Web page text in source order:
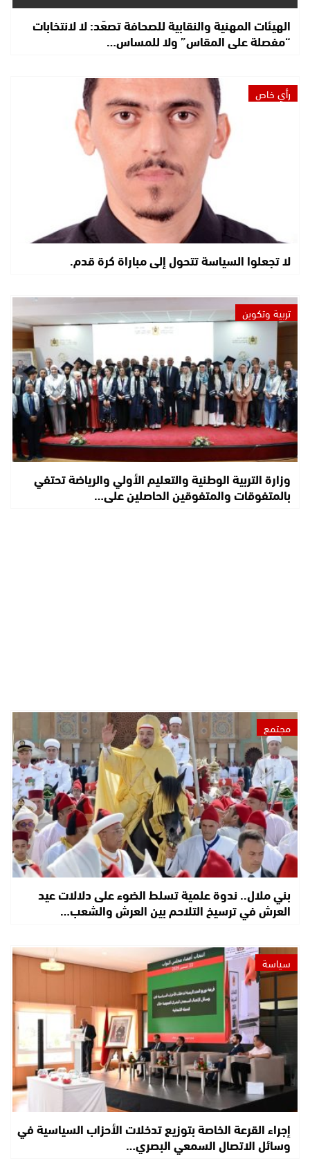
الهيئات المهنية والنقابية للصحافة تصعّد: لا لانتخابات
“مفصلة على المقاس” ولا للمساس…
رأي خاص
لا تجعلوا السياسة تتحول إلى مباراة كرة قدم.
تربية وتكوين
وزارة التربية الوطنية والتعليم الأولي والرياضة تحتفي
بالمتفوقات والمتفوقين الحاصلين على…
مجتمع
بني ملال.. ندوة علمية تسلط الضوء على دلالات عيد
العرش في ترسيخ التلاحم بين العرش والشعب…
سياسة
إجراء القرعة الخاصة بتوزيع تدخلات الأحزاب السياسية في
وسائل الاتصال السمعي البصري…